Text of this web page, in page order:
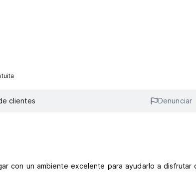
clientes Denunciar
con un ambiente excelente para ayudarlo a disfrutar